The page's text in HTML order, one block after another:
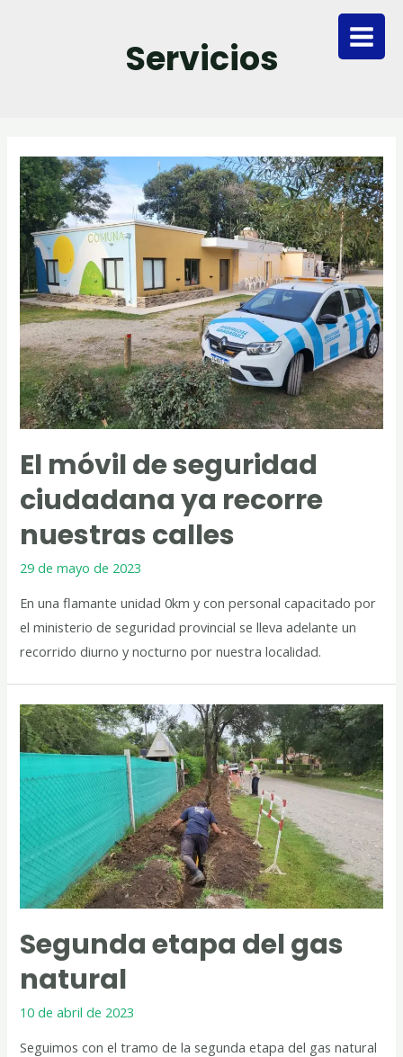
Servicios
El móvil de seguridad
ciudadana ya recorre
nuestras calles
29 de mayo de 2023
En una flamante unidad 0km y con personal capacitado por
el ministerio de seguridad provincial se lleva adelante un
recorrido diurno y nocturno por nuestra localidad.
Segunda etapa del gas
natural
10 de abril de 2023
Seguimos con el tramo de la segunda etapa del gas natural